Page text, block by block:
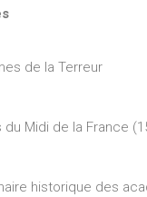
de la Terreur
Midi de la France
historique des